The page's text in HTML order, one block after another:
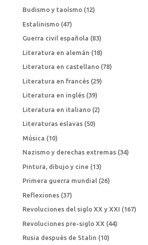
Budismo y taoísmo(12)
Estalinismo(47)
Guerra civil española (83)
Literatura en alemán (18)
Literatura en castellano(78)
Literatura en francés(29)
Literatura en inglés(39)
Literatura en italiano(2)
Literaturas eslavas(50)
Música (10)
Nazismo y derechas extremas(34)
Pintura, dibujo y cine (13)
Primera guerra mundial(26)
Reflexiones(37)
Revoluciones del siglo XX y XXI (167)
Revoluciones pre-siglo XX (44)
Rusia después de Stalin (10)